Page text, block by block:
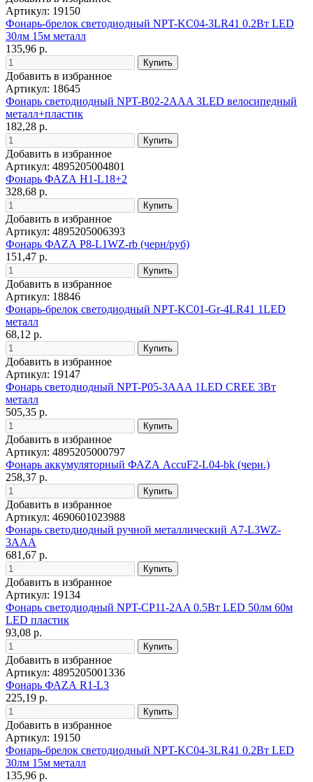
Артикул: 19150
Фонарь-брелок светодиодный NPT-KC04-3LR41 0.2Вт LED
30лм 15м металл
135,96 р.
Добавить в избранное
Артикул: 18645
Фонарь светодиодный NPT-B02-2AAA 3LED велосипедный
металл+пластик
182,28 р.
Добавить в избранное
Артикул: 4895205004801
Фонарь ФАZА H1-L18+2
328,68 р.
Добавить в избранное
Артикул: 4895205006393
Фонарь ФАZА P8-L1WZ-rb (черн/руб)
151,47 р.
Добавить в избранное
Артикул: 18846
Фонарь-брелок светодиодный NPT-KC01-Gr-4LR41 1LED
металл
68,12 р.
Добавить в избранное
Артикул: 19147
Фонарь светодиодный NPT-P05-3AAA 1LED CREE 3Вт
металл
505,35 р.
Добавить в избранное
Артикул: 4895205000797
Фонарь аккумуляторный ФАZА AccuF2-L04-bk (черн.)
258,37 р.
Добавить в избранное
Артикул: 4690601023988
Фонарь светодиодный ручной металлический A7-L3WZ-
3AAA
681,67 р.
Добавить в избранное
Артикул: 19134
Фонарь светодиодный NPT-CP11-2AA 0.5Вт LED 50лм 60м
LED пластик
93,08 р.
Добавить в избранное
Артикул: 4895205001336
Фонарь ФАZА R1-L3
225,19 р.
Добавить в избранное
Артикул: 19150
Фонарь-брелок светодиодный NPT-KC04-3LR41 0.2Вт LED
30лм 15м металл
135,96 р.